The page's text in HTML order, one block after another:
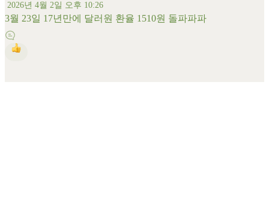
2026년 4월 2일 오후 10:26
3월 23일 17년만에 달러원 환율 1510원 돌파파파